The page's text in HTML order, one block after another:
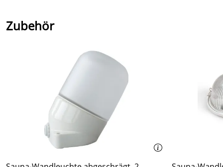
5
****o
Verifizierte Bewertung
siehe oben
Kaufdatum: 03.05.2026
Bewertungsdatum: 09.06.2026
Zubehör